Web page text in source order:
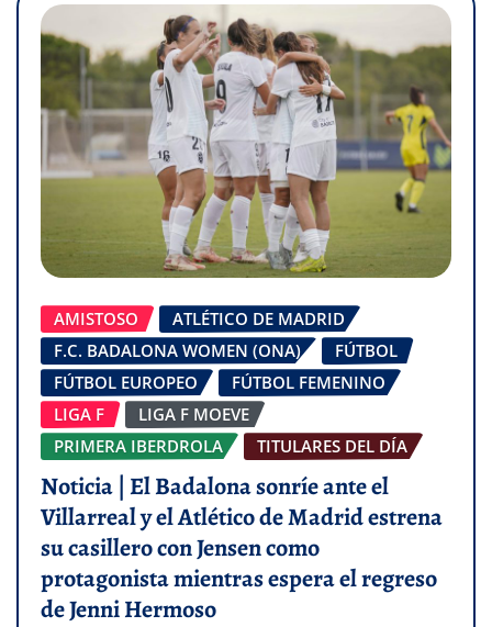
AMISTOSO
ATLÉTICO DE MADRID
F.C. BADALONA WOMEN (ONA)
FÚTBOL
FÚTBOL EUROPEO
FÚTBOL FEMENINO
LIGA F
LIGA F MOEVE
PRIMERA IBERDROLA
TITULARES DEL DÍA
Noticia | El Badalona sonríe ante el
Villarreal y el Atlético de Madrid estrena
su casillero con Jensen como
protagonista mientras espera el regreso
de Jenni Hermoso